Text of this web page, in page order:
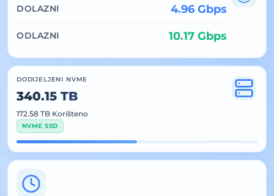
DOLAZNI 4.96 Gbps
ODLAZNI 10.17 Gbps
DODIJELJENI NVME
340.15 TB
172.58 TB Korišteno
NVME SSD